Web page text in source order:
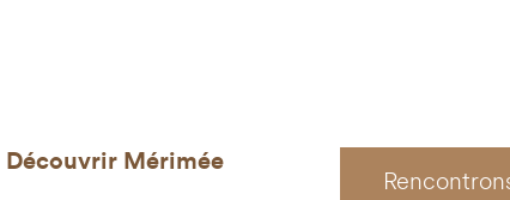
Découvrir Mérimée